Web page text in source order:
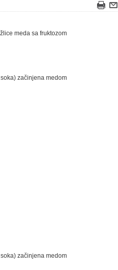
meda sa fruktozom
začinjena medom
začinjena medom